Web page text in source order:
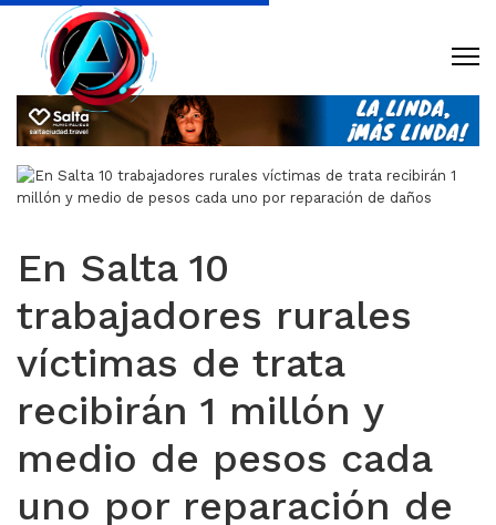
En Salta 10
trabajadores rurales
víctimas de trata
recibirán 1 millón y
medio de pesos cada
uno por reparación de